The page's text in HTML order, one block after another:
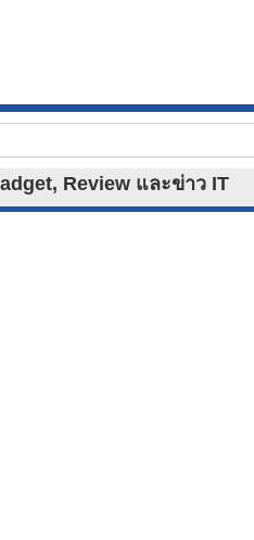
Review และข่าว IT